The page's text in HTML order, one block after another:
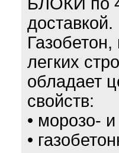
доставкой.
легких
обладает
свойств:
• морозо-
•